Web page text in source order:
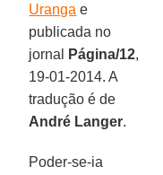
Uranga e
publicada no
jornal
Página/12,
19-01-2014. A
tradução é de
André Langer.
Poder-se-ia